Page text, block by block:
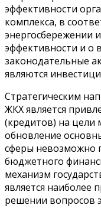
эффективности
комплекса, в
энергосбережении
эффективности и о
законодательные
являются
Стратегическим
ЖКХ является
(кредитов) на цели
обновление
сферы невозможно
бюджетного
механизм
является
решении вопросов